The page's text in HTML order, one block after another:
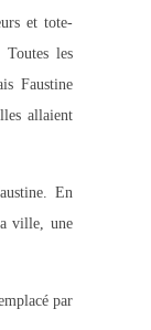
et tote-
les
Faustine
allaient
En
ville, une
par